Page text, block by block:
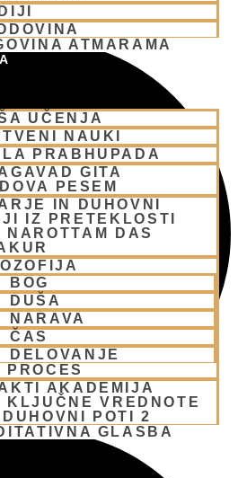
ATMARAMA
UČENJA
NAUKI
PRABHUPADA
GITA
PESEM
IN DUHOVNI
IZ PRETEKLOSTI
NAROTTAM DAS
BOG
DUŠA
NARAVA
ČAS
DELOVANJE
PROCES
AKADEMIJA
KLJUČNE VREDNOTE
DUHOVNI POTI 2
GLASBA